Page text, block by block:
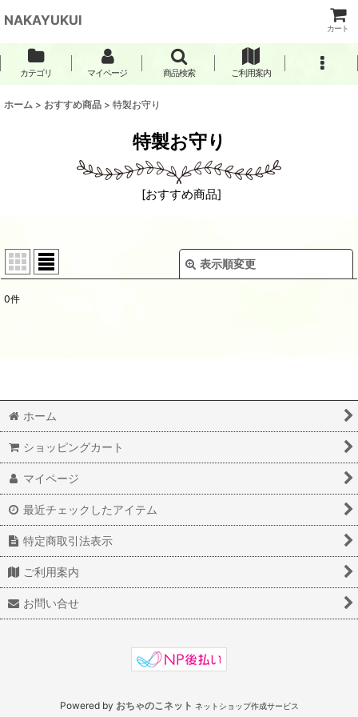
NAKAYUKUI
カート
カテゴリ マイページ 商品検索 ご利用案内
ホーム > おすすめ商品 > 特製お守り
特製お守り
[おすすめ商品]
表示順変更
0件
ホーム
ショッピングカート
マイページ
最近チェックしたアイテム
特定商取引法表示
ご利用案内
お問い合せ
Powered by おちゃのこネット ネットショップ作成サービス